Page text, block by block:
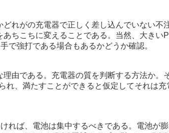
れがの充電器で正しく差し込んでいない不
ちこちに変えることである。当然、大きい
で強打である場合もあるかどうか確認。
由である。充電器の質を判断する方法か。
れ、満たすことができると仮定してそれは充
れば、電池は集中するべきである。電池が